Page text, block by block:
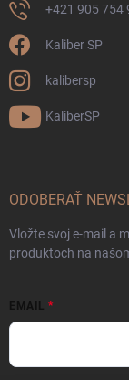
+421 905 754
Kaliber SP
kalibersp
KaliberSP
ODOBERAŤ
Vložte svoj e-mail a
produktoch na
EMAIL